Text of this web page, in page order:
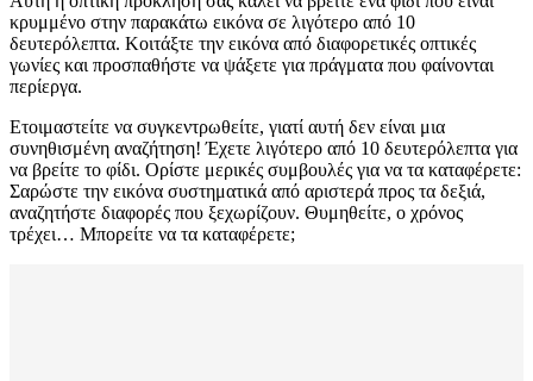
κρυμμένο στην παρακάτω εικόνα σε λιγότερο από 10
δευτερόλεπτα. Κοιτάξτε την εικόνα από διαφορετικές οπτικές
γωνίες και προσπαθήστε να ψάξετε για πράγματα που φαίνονται
περίεργα.
Ετοιμαστείτε να συγκεντρωθείτε, γιατί αυτή δεν είναι μια
συνηθισμένη αναζήτηση! Έχετε λιγότερο από 10 δευτερόλεπτα για
να βρείτε το φίδι. Ορίστε μερικές συμβουλές για να τα καταφέρετε:
Σαρώστε την εικόνα συστηματικά από αριστερά προς τα δεξιά,
αναζητήστε διαφορές που ξεχωρίζουν. Θυμηθείτε, ο χρόνος
τρέχει… Μπορείτε να τα καταφέρετε;